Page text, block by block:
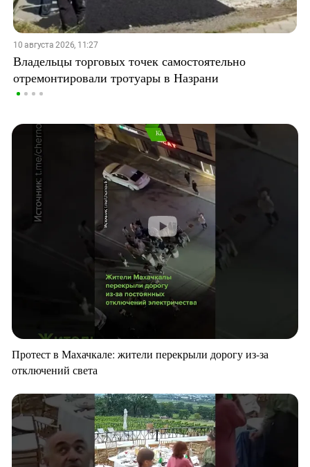
10 августа 2026, 11:27
Владельцы торговых точек самостоятельно
отремонтировали тротуары в Назрани
Протест в Махачкале: жители перекрыли дорогу из-за
отключений света